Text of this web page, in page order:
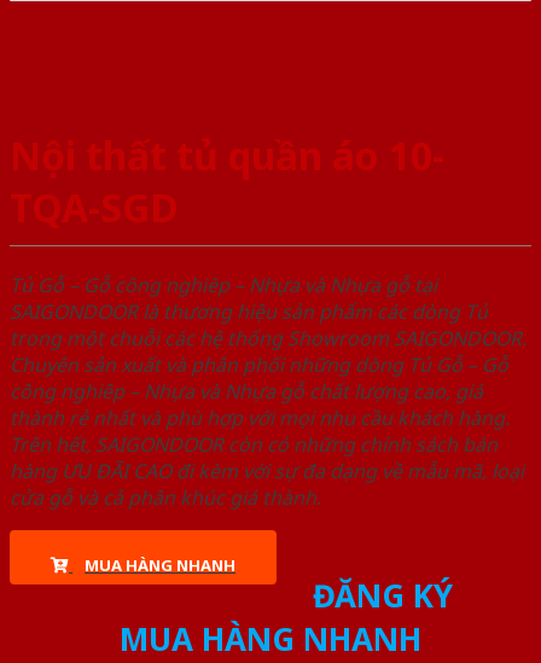
Nội thất tủ quần áo 10-
TQA-SGD
Tủ Gỗ – Gỗ công nghiêp – Nhựa và Nhựa gỗ tại
SAIGONDOOR là thương hiệu sản phẩm các dòng Tủ
trong một chuỗi các hệ thống Showroom SAIGONDOOR.
Chuyên sản xuất và phân phối những dòng Tủ Gỗ – Gỗ
công nghiêp – Nhựa và Nhựa gỗ chất lượng cao, giá
thành rẻ nhất và phù hợp với mọi nhu cầu khách hàng.
Trên hết, SAIGONDOOR còn có những chính sách bán
hàng ƯU ĐÃI CAO đi kèm với sự đa dạng về mẫu mã, loại
cửa gỗ và cả phân khúc giá thành.
MUA HÀNG NHANH
ĐĂNG KÝ
MUA HÀNG NHANH